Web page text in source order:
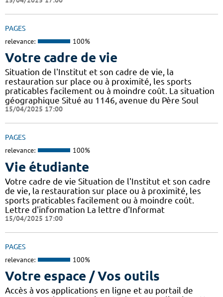
PAGES
relevance: 100%
Votre cadre de vie
Situation de l'Institut et son cadre de vie, la
restauration sur place ou à proximité, les sports
praticables facilement ou à moindre coût. La situation
géographique Situé au 1146, avenue du Père Soul
15/04/2025 17:00
PAGES
relevance: 100%
Vie étudiante
Votre cadre de vie Situation de l'Institut et son cadre
de vie, la restauration sur place ou à proximité, les
sports praticables facilement ou à moindre coût.
Lettre d'information La lettre d'Informat
15/04/2025 17:00
PAGES
relevance: 100%
Votre espace / Vos outils
Accès à vos applications en ligne et au portail de